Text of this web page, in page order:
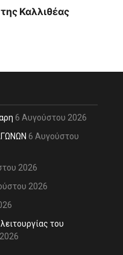
Καλλιθέας
6 Αυγούστου 2026
6 Αυγούστου
2026
2026
του